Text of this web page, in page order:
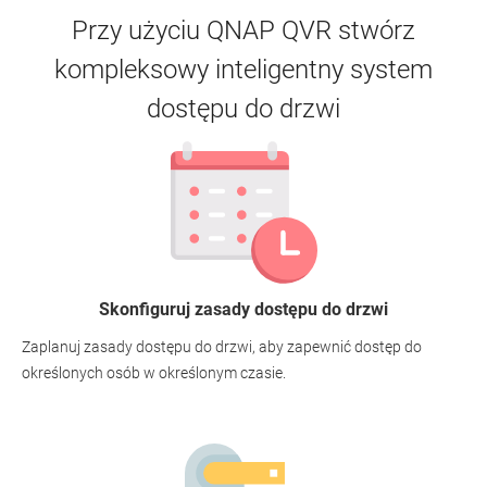
Przy użyciu QNAP QVR stwórz
kompleksowy inteligentny system
dostępu do drzwi
Skonfiguruj zasady dostępu do drzwi
Zaplanuj zasady dostępu do drzwi, aby zapewnić dostęp do
określonych osób w określonym czasie.